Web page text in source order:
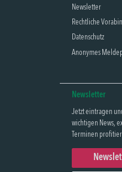
Newsletter
Rechtliche
Datenschutz
Anonymes
Newsletter
Jetzt eintragen
wichtigen News,
Terminen